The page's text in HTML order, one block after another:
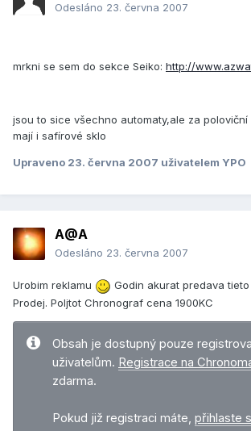
Odesláno 23. června 2007
mrkni se sem do sekce Seiko: http://
jsou to sice všechno automaty,ale za
mají i safírové sklo
Upraveno 23. června 2007 uživatelem YPO
A@A
Odesláno 23. června 2007
Urobim reklamu
Godin akurat predava
Prodej. Poljtot Chronograf cena 1900KC
Obsah je dostupný pouze
uživatelům. Registrace na
zdarma.
Pokud již registraci máte, přihlaste